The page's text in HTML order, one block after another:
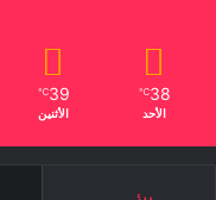
38
℃
الأحد
39
℃
الأثنين